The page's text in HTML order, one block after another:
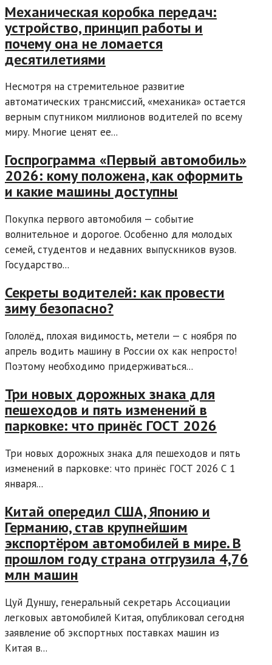
Механическая коробка передач:
устройство, принцип работы и
почему она не ломается
десятилетиями
Несмотря на стремительное развитие
автоматических трансмиссий, «механика» остается
верным спутником миллионов водителей по всему
миру. Многие ценят ее...
Госпрограмма «Первый автомобиль»
2026: кому положена, как оформить
и какие машины доступны
Покупка первого автомобиля — событие
волнительное и дорогое. Особенно для молодых
семей, студентов и недавних выпускников вузов.
Государство...
Секреты водителей: как провести
зиму безопасно?
Гололёд, плохая видимость, метели — с ноября по
апрель водить машину в России ох как непросто!
Поэтому необходимо придерживаться...
Три новых дорожных знака для
пешеходов и пять изменений в
парковке: что принёс ГОСТ 2026
Три новых дорожных знака для пешеходов и пять
изменений в парковке: что принёс ГОСТ 2026 С 1
января...
Китай опередил США, Японию и
Германию, став крупнейшим
экспортёром автомобилей в мире. В
прошлом году страна отгрузила 4,76
млн машин
Цуй Дуншу, генеральный секретарь Ассоциации
легковых автомобилей Китая, опубликовал сегодня
заявление об экспортных поставках машин из
Китая в...